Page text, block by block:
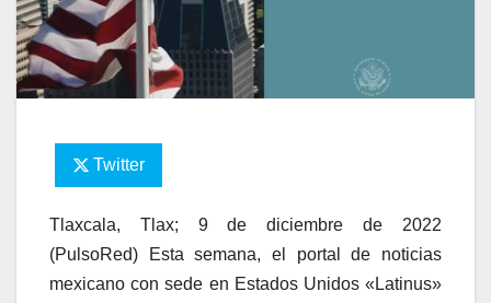
Twitter
Tlaxcala, Tlax; 9 de diciembre de 2022
(PulsoRed) Esta semana, el portal de noticias
mexicano con sede en Estados Unidos «Latinus»